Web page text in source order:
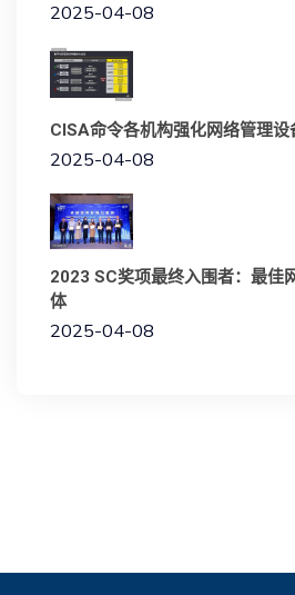
2025-04-08
CISA命令各机构强化网络管理设
2025-04-08
2023 SC奖项最终入围者：最佳
体
2025-04-08